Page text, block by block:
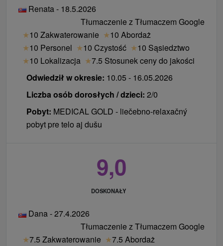
Renata - 18.5.2026
Tłumaczenie z Tłumaczem Google
★10 Zakwaterowanie ★10 Abordaż
★10 Personel ★10 Czystość ★10 Sąsiedztwo
★10 Lokalizacja ★7.5 Stosunek ceny do jakości
Odwiedził w okresie: 10.05 - 16.05.2026
Liczba osób dorosłych / dzieci: 2/0
Pobyt: MEDICAL GOLD - liečebno-relaxačný
pobyt pre telo aj dušu
9,0
DOSKONAŁY
Dana - 27.4.2026
Tłumaczenie z Tłumaczem Google
★7.5 Zakwaterowanie ★7.5 Abordaż